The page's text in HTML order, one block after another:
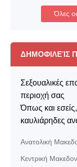
Όλες οι
ΔΗΜΟΦΙΛΕΊΣ
Σεξουαλικές
περιοχή σας
Όπως και
καυλιάρηδες
Aνατολική
Kεντρική